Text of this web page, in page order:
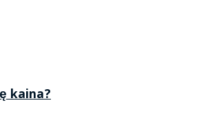
kaina?